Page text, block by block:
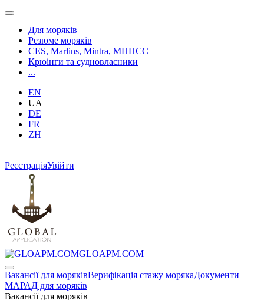
Для моряків
Резюме моряків
CES, Marlins, Mintra, МППСС
Крюінги та судновласники
...
EN
UA
DE
FR
ZH
РеєстраціяУвійти
GLOAPM.COM
Вакансії для моряківВерифікація стажу морякаДокументи
МАРАД для моряків
Вакансії для моряків